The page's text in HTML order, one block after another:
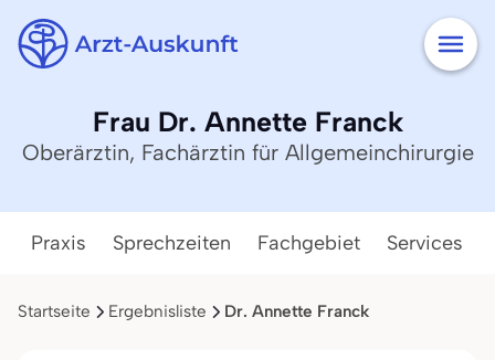
Frau Dr. Annette Franck
Oberärztin, Fachärztin für Allgemeinchirurgie
Praxis Sprechzeiten Fachgebiet Services
Startseite Ergebnisliste Dr. Annette Franck